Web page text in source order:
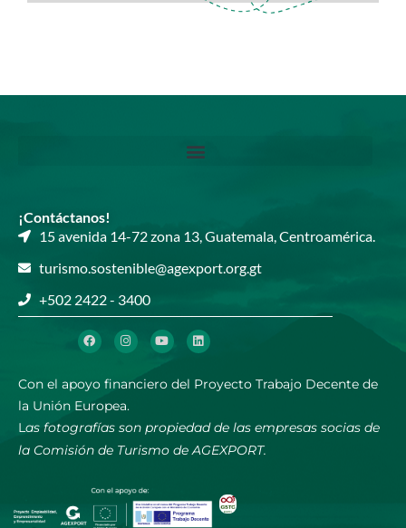
¡Contáctanos!
15 avenida 14-72 zona 13, Guatemala, Centroamérica.​
turismo.sostenible@agexport.org.gt​
+502 2422 - 3400​​
Con el apoyo financiero del Proyecto Trabajo Decente de
la Unión Europea.
Las fotografías son propiedad de las empresas socias de
la Comisión de Turismo de AGEXPORT.